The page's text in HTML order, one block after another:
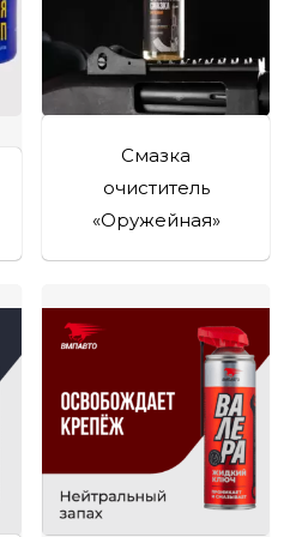
Смазка
очиститель
«Оружейная»